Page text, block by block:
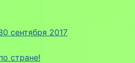
сентября 2017
стране!